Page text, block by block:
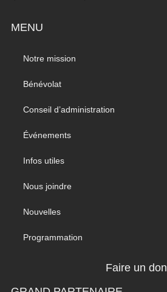
MENU
Notre mission
Bénévolat
Conseil d’administration
Événements
Infos utiles
Nous joindre
Nouvelles
Programmation
Faire un don